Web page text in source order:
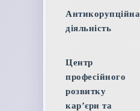
Антикорупційна
діяльність
Центр
професійного
розвитку
кар’єри та